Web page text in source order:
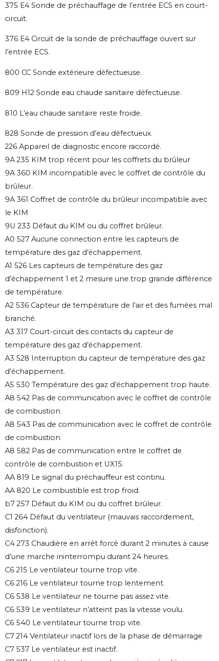
375 E4 Sonde de préchauffage de l’entrée ECS en court-
circuit.
376 E4 Circuit de la sonde de préchauffage ouvert sur
l’entrée ECS.
800 CC Sonde extérieure défectueuse.
809 H12 Sonde eau chaude sanitaire défectueuse.
810 L’eau chaude sanitaire reste froide.
828 Sonde de pression d’eau défectueux.
226 Appareil de diagnostic encore raccordé.
9A 235 KIM trop récent pour les coffrets du brûleur
9A 360 KIM incompatible avec le coffret de contrôle du
brûleur.
9A 361 Coffret de contrôle du brûleur incompatible avec
le KIM
9U 233 Défaut du KIM ou du coffret brûleur.
A0 527 Aucune connection entre les capteurs de
température des gaz d’échappement.
A1 526 Les capteurs de température des gaz
d’échappement 1 et 2 mesure une trop grande différence
de température.
A2 536 Capteur de température de l’air et des fumées mal
branché.
A3 317 Court-circuit des contacts du capteur de
température des gaz d’échappement.
A3 528 Interruption du capteur de température des gaz
d’échappement.
A5 530 Température des gaz d’échappement trop haute.
A8 542 Pas de communication avec le coffret de contrôle
de combustion.
A8 543 Pas de communication avec le coffret de contrôle
de combustion.
A8 582 Pas de communication entre le coffret de
contrôle de combustion et UX15.
AA 819 Le signal du préchauffeur est continu.
AA 820 Le combustible est trop froid.
b7 257 Défaut du KIM ou du coffret brûleur.
C1 264 Défaut du ventilateur (mauvais raccordement,
disfonction).
C4 273 Chaudière en arrêt forcé durant 2 minutes à cause
d’une marche ininterrompu durant 24 heures.
C6 215 Le ventilateur tourne trop vite.
C6 216 Le ventilateur tourne trop lentement.
C6 538 Le ventilateur ne tourne pas assez vite.
C6 539 Le ventilateur n’atteint pas la vitesse voulu.
C6 540 Le ventilateur tourne trop vite.
C7 214 Ventilateur inactif lors de la phase de démarrage
C7 537 Le ventilateur est inactif.